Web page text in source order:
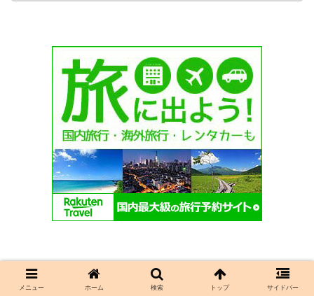
検索
メニュー ホーム 検索 トップ サイドバー